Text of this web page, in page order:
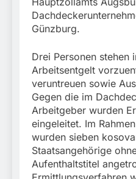
Günzburg.
Drei Personen stehen
Arbeitsentgelt
veruntreuen sowie
Gegen die im
Arbeitgeber wurden
eingeleitet. Im
wurden sieben
Staatsangehörige
Aufenthaltstitel